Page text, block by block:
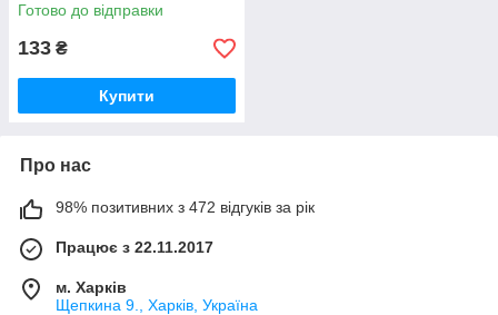
Готово до відправки
133 ₴
Купити
Про нас
98% позитивних з 472 відгуків за рік
Працює з 22.11.2017
м. Харків
Щепкина 9., Харків, Україна